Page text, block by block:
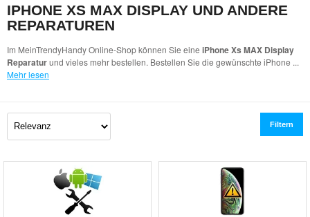
IPHONE XS MAX DISPLAY UND ANDERE
REPARATUREN
Im MeinTrendyHandy Online-Shop können Sie eine iPhone Xs MAX Display
Reparaturund vieles mehr bestellen. Bestellen Sie die gewünschte iPhone ...
Mehr lesen
Filtern